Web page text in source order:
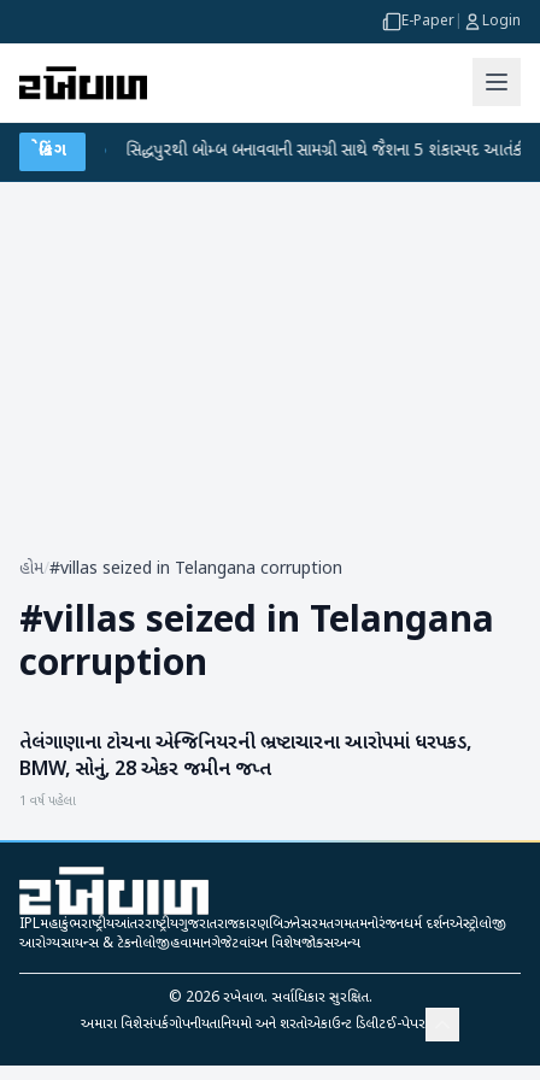
E-Paper Login
બ્રેકિંગ
કરી સિદ્ધપુરથી બોમ્બ બનાવવાની સામગ્રી સાથે જૈશના 5 શંકાસ્પદ આતંકી
હોમ/#villas seized in Telangana corruption
#villas seized in Telangana
corruption
રાષ્ટ્રીય
તેલંગાણાના ટોચના એન્જિનિયરની ભ્રષ્ટાચારના આરોપમાં ધરપકડ,
BMW, સોનું, 28 એકર જમીન જપ્ત
1 વર્ષ પહેલા
IPLમહાકુંભરાષ્ટ્રીયઆંતરરાષ્ટ્રીયગુજરાતરાજકારણબિઝનેસરમતગમતમનોરંજનધર્મ દર્શનએસ્ટ્રોલોજી
આરોગ્યસાયન્સ & ટેકનોલોજીહવામાનગેજેટવાંચન વિશેષજોક્સઅન્ય
© 2026રખેવાળ. સર્વાધિકાર સુરક્ષિત.
અમારા વિશેસંપર્કગોપનીયતાનિયમો અને શરતોએકાઉન્ટ ડિલીટઈ-પેપર